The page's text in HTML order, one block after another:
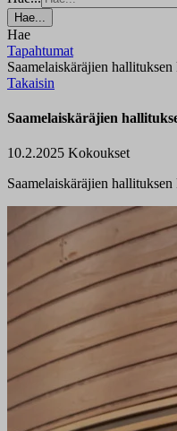
Hae...
Hae
Tapahtumat
Saamelaiskäräjien
Takaisin
Saamelaiskäräjien
10.2.2025 Kokoukset
Saamelaiskäräjien